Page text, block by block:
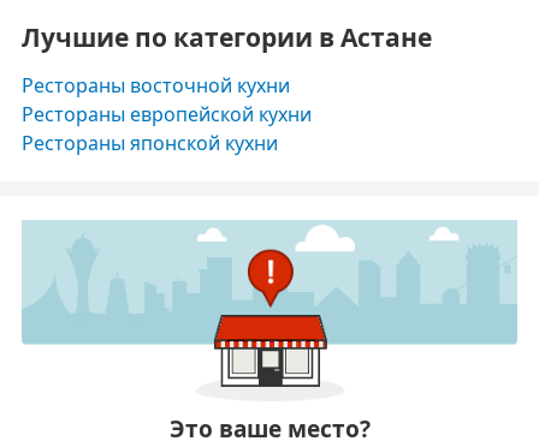
Лучшие по категории в Астане
Рестораны восточной кухни
Рестораны европейской кухни
Рестораны японской кухни
Это ваше место?